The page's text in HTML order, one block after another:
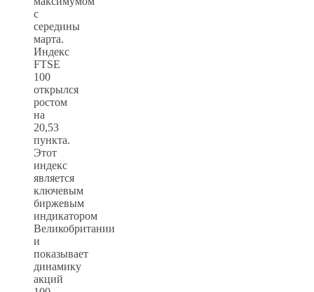
с
середины
марта.
Индекс
FTSE
100
открылся
ростом
на
20,53
пункта.
Этот
индекс
является
ключевым
биржевым
индикатором
Великобритании
и
показывает
динамику
акций